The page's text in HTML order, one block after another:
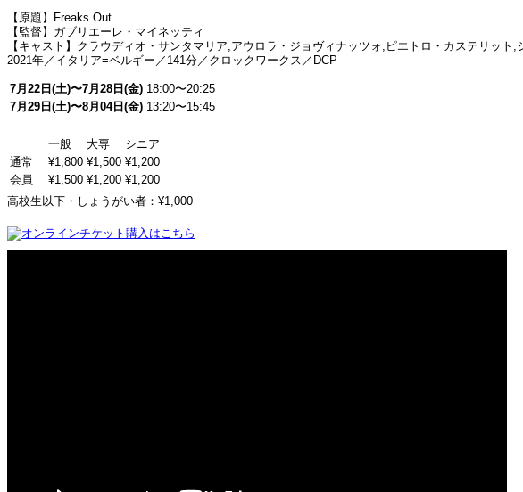
【原題】Freaks Out
【監督】ガブリエーレ・マイネッティ
【キャスト】クラウディオ・サンタマリア,アウロラ・ジョヴィナッツォ,ピエトロ・カステリッ
2021年／イタリア=ベルギー／141分／クロックワークス／DCP
7月22日(土)〜7月28日(金) 18:00〜20:25
7月29日(土)〜8月04日(金) 13:20〜15:45
一般 大専
シニア
通常
¥1,800 ¥1,500 ¥1,200
会員
¥1,500 ¥1,200 ¥1,200
高校生以下・しょうがい者：¥1,000